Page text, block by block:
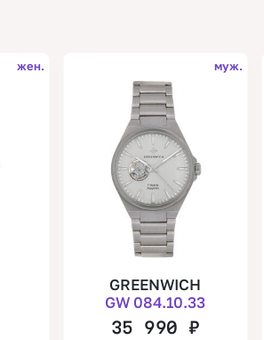
жен. муж.
GREENWICH
GW 084.10.33
35 990₽